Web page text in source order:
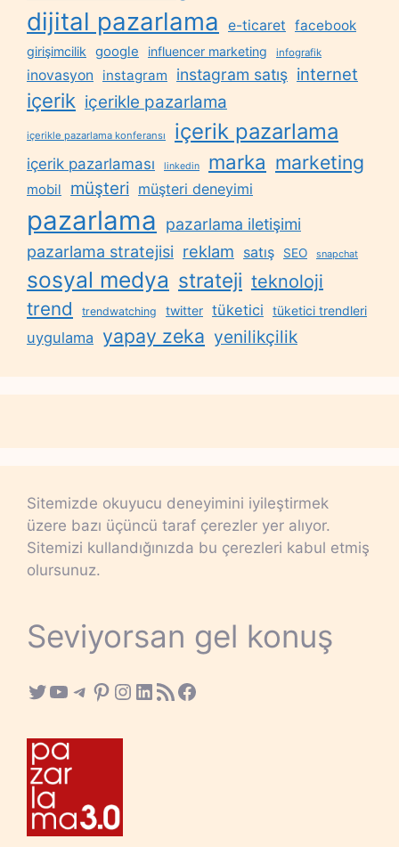
dijital pazarlama e-ticaret facebook
girişimcilik google influencer marketing infografik
inovasyon instagram instagram satış internet
içerik içerikle pazarlama
içerikle pazarlama konferansı içerik pazarlama
içerik pazarlaması linkedin marka marketing
mobil müşteri müşteri deneyimi
pazarlama
pazarlama iletişimi
pazarlama stratejisi reklam satış SEO snapchat
sosyal medya strateji teknoloji
trend trendwatching twitter tüketici tüketici trendleri
uygulama yapay zeka yenilikçilik
Sitemizde okuyucu deneyimini iyileştirmek
üzere bazı üçüncü taraf çerezler yer alıyor.
Sitemizi kullandığınızda bu çerezleri kabul etmiş
olursunuz.
Seviyorsan gel konuş
Twitter
YouTube
Telegram
Pinterest
Instagram
LinkedIn
RSS FeedFacebook